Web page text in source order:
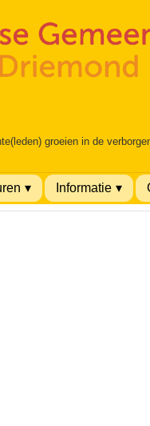
groeien in de
Informatie